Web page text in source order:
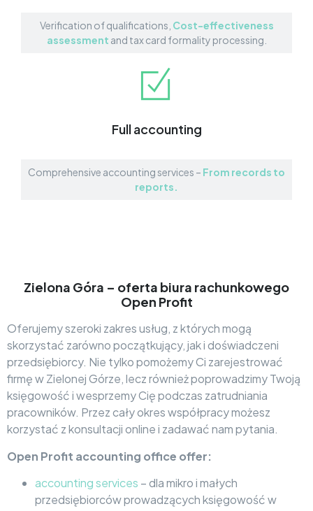
Verification of qualifications, Cost-effectiveness
assessment and tax card formality processing.
Full accounting
Comprehensive accounting services – From records to
reports.
Zielona Góra – oferta biura rachunkowego
Open Profit
Oferujemy szeroki zakres usług, z których mogą
skorzystać zarówno początkujący, jak i doświadczeni
przedsiębiorcy. Nie tylko pomożemy Ci zarejestrować
firmę w Zielonej Górze, lecz również poprowadzimy Twoją
księgowość i wesprzemy Cię podczas zatrudniania
pracowników. Przez cały okres współpracy możesz
korzystać z konsultacji online i zadawać nam pytania.
Open Profit accounting office offer:
accounting services – dla mikro i małych
przedsiębiorców prowadzących księgowość w